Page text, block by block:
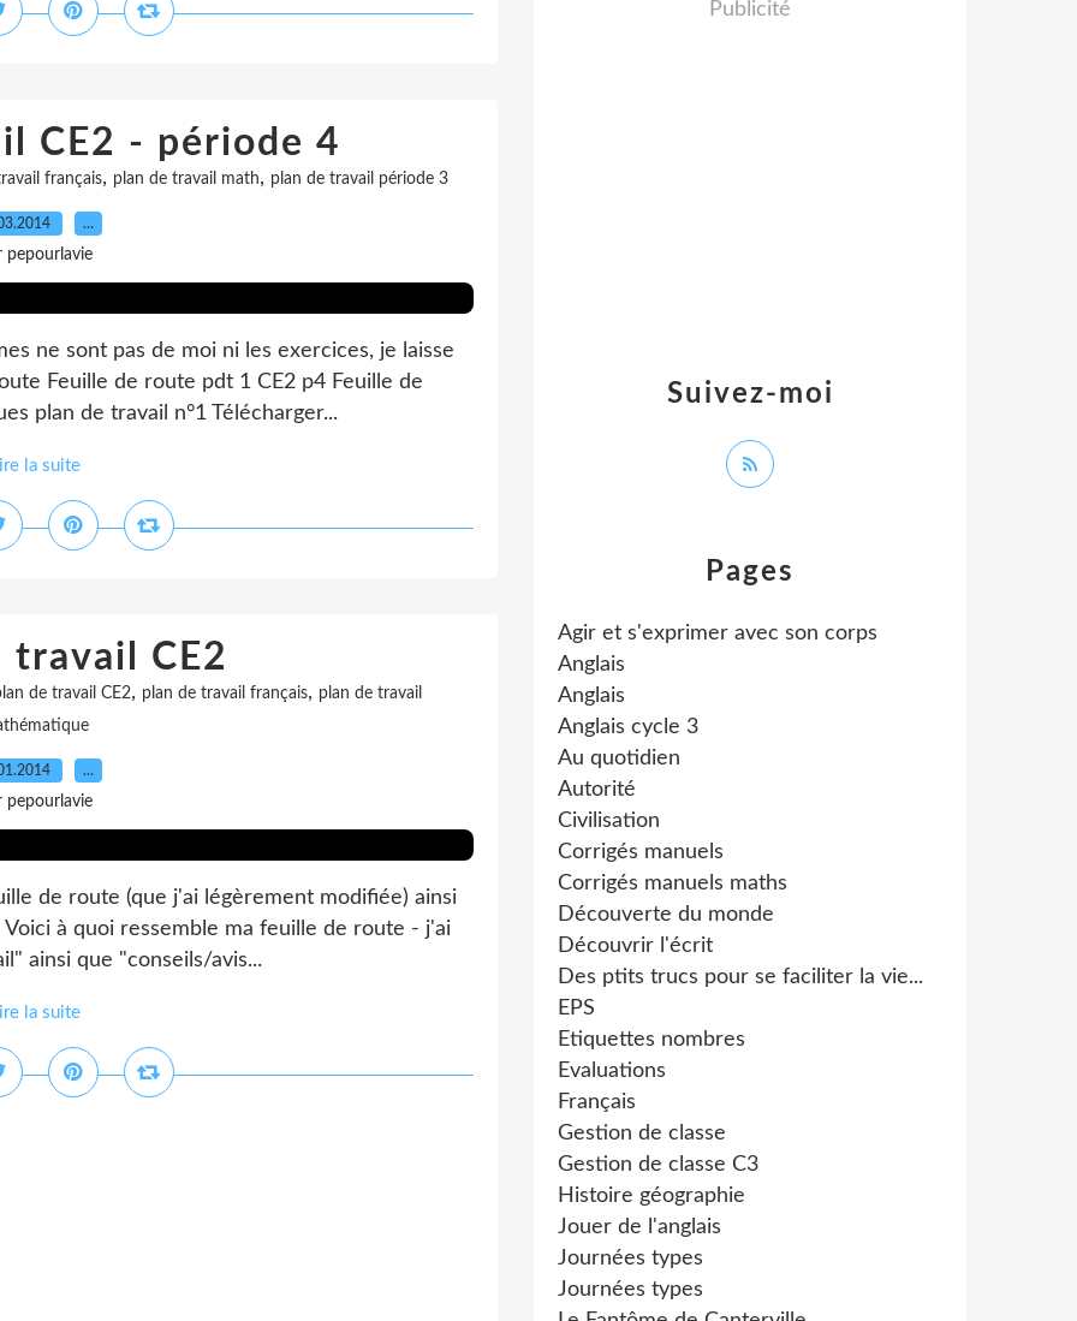
CE2 - période 4
français, plan de travail math, plan de travail période 3
…
pepourlavie
ne sont pas de moi ni les exercices, je laisse
Feuille de route pdt 1 CE2 p4 Feuille de
plan de travail n°1 Télécharger...
la suite
travail CE2
de travail CE2, plan de travail français, plan de travail
…
pepourlavie
de route (que j'ai légèrement modifiée) ainsi
à quoi ressemble ma feuille de route - j'ai
ainsi que "conseils/avis...
la suite
Pages
Agir et s'exprimer avec son corps
Anglais
Anglais
Anglais cycle 3
Au quotidien
Autorité
Civilisation
Corrigés manuels
Corrigés manuels maths
Découverte du monde
Découvrir l'écrit
Des ptits trucs pour se faciliter la vie...
EPS
Etiquettes nombres
Evaluations
Français
Gestion de classe
Gestion de classe C3
Histoire géographie
Jouer de l'anglais
Journées types
Journées types
Suivez-moi
Publicité